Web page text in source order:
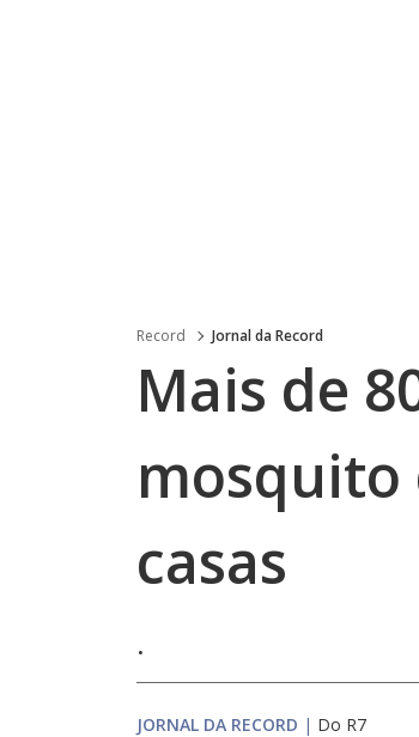
Record Jornal da Record
Mais de
mosquito
casas
.
JORNAL DA RECORD | Do R7